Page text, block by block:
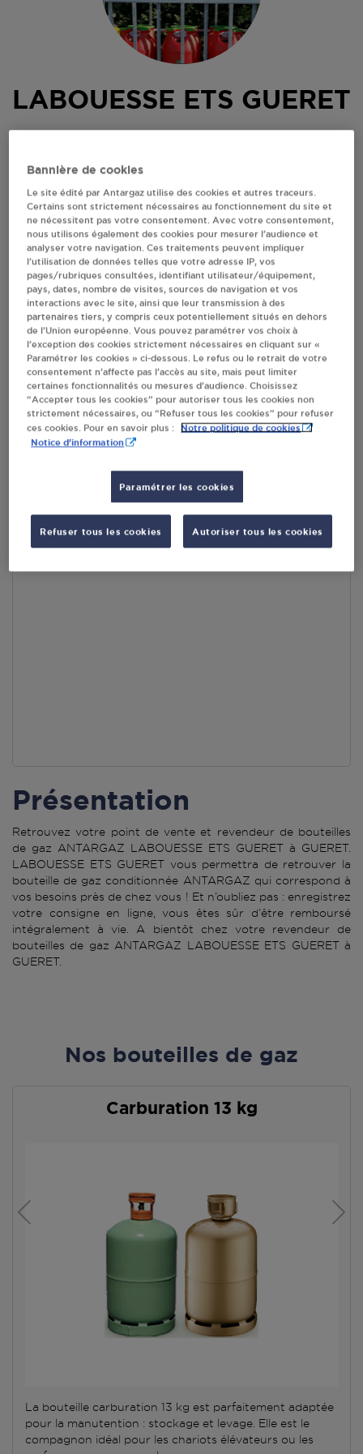
LABOUESSE ETS GUERET
S'Y RENDRE
AFFICHER LE TÉLÉPHONE
RECEVOIR LES COORDONNÉES DU REVENDEUR
En cliquant sur « S’y rendre », j’autorise le traitement
d’informations (dont mon adresse IP) et leur transfert hors UE
par Google Maps afin d’afficher la carte.
En savoir plus
Accès
Présentation
Retrouvez votre point de vente et revendeur de bouteilles
de gaz ANTARGAZ LABOUESSE ETS GUERET à GUERET.
LABOUESSE ETS GUERET vous permettra de retrouver la
bouteille de gaz conditionnée ANTARGAZ qui correspond à
vos besoins près de chez vous ! Et n’oubliez pas : enregistrez
votre consigne en ligne, vous êtes sûr d’être remboursé
intégralement à vie. A bientôt chez votre revendeur de
bouteilles de gaz ANTARGAZ LABOUESSE ETS GUERET à
GUERET.
Nos bouteilles de gaz
Carburation 13 kg
La bouteille carburation 13 kg est parfaitement adaptée
pour la manutention : stockage et levage. Elle est le
compagnon idéal pour les chariots élévateurs ou les
Bannière de cookies
Le site édité par Antargaz utilise des cookies et autres traceurs.
Certains sont strictement nécessaires au fonctionnement du site et
ne nécessitent pas votre consentement. Avec votre consentement,
nous utilisons également des cookies pour mesurer l’audience et
analyser votre navigation. Ces traitements peuvent impliquer
l’utilisation de données telles que votre adresse IP, vos
pages/rubriques consultées, identifiant utilisateur/équipement,
pays, dates, nombre de visites, sources de navigation et vos
interactions avec le site, ainsi que leur transmission à des
partenaires tiers, y compris ceux potentiellement situés en dehors
de l’Union européenne. Vous pouvez paramétrer vos choix à
l’exception des cookies strictement nécessaires en cliquant sur «
Paramétrer les cookies » ci-dessous. Le refus ou le retrait de votre
consentement n’affecte pas l’accès au site, mais peut limiter
certaines fonctionnalités ou mesures d’audience. Choisissez
“Accepter tous les cookies” pour autoriser tous les cookies non
strictement nécessaires, ou “Refuser tous les cookies” pour refuser
ces cookies. Pour en savoir plus :
Notre politique de cookies
Notice d'information
Paramétrer les cookies
Refuser tous les cookies Autoriser tous les cookies